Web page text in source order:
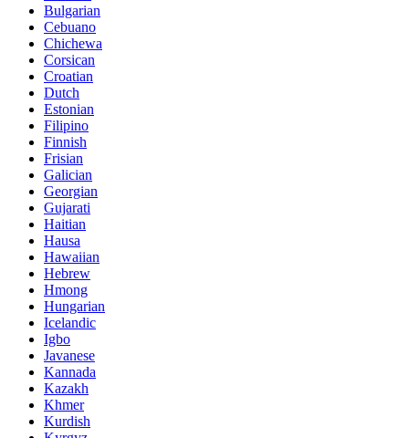
Bulgarian
Cebuano
Chichewa
Corsican
Croatian
Dutch
Estonian
Filipino
Finnish
Frisian
Galician
Georgian
Gujarati
Haitian
Hausa
Hawaiian
Hebrew
Hmong
Hungarian
Icelandic
Igbo
Javanese
Kannada
Kazakh
Khmer
Kurdish